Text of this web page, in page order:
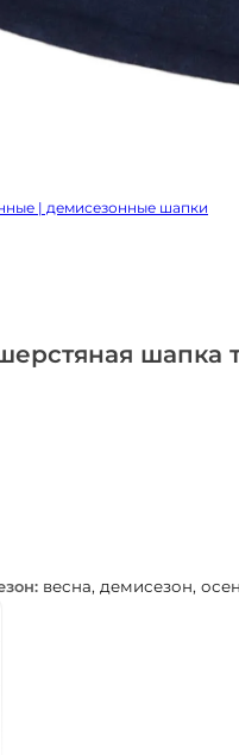
шапка
| демисезонные шапки
весна, демисезон,